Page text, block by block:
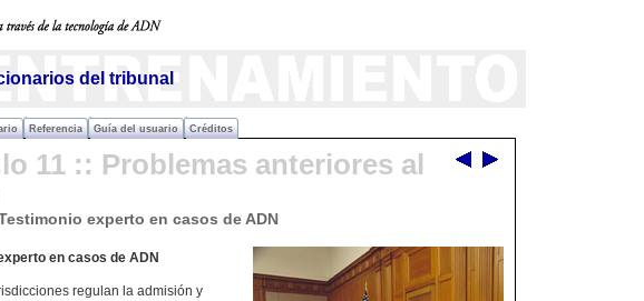
del tribunal
Referencia Guía del usuario Créditos
11 :: Problemas anteriores al
experto en casos de ADN
en casos de ADN
regulan la admisión y